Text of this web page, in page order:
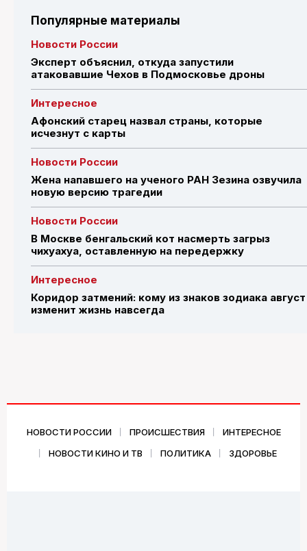
Популярные материалы
Новости России
Эксперт объяснил, откуда запустили
атаковавшие Чехов в Подмосковье дроны
Интересное
Афонский старец назвал страны, которые
исчезнут с карты
Новости России
Жена напавшего на ученого РАН Зезина озвучила
новую версию трагедии
Новости России
В Москве бенгальский кот насмерть загрыз
чихуахуа, оставленную на передержку
Интересное
Коридор затмений: кому из знаков зодиака август
изменит жизнь навсегда
НОВОСТИ РОССИИ ПРОИСШЕСТВИЯ
ИНТЕРЕСНОЕ
НОВОСТИ КИНО И ТВ
ПОЛИТИКА ЗДОРОВЬЕ